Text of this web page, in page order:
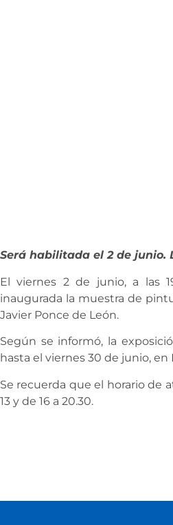
Será habilitada el 2 de junio.
El viernes 2 de junio, a las
inaugurada la muestra de
Javier Ponce de León.
Según se informó, la
hasta el viernes 30 de junio, en
Se recuerda que el horario de
13 y de 16 a 20.30.